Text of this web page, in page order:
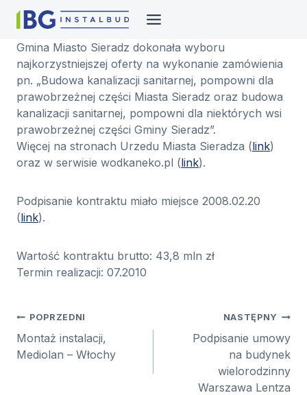
Przejdź
treściGmina Miasto Sieradz dokonała wyboru
najkorzystniejszej oferty na wykonanie zamówienia
pn. „Budowa kanalizacji sanitarnej, pompowni dla
prawobrzeżnej części Miasta Sieradz oraz budowa
kanalizacji sanitarnej, pompowni dla niektórych wsi
prawobrzeżnej części Gminy Sieradz”.
Więcej na stronach Urzedu Miasta Sieradza (link)
oraz w serwisie wodkaneko.pl (link).
Podpisanie kontraktu miało miejsce 2008.02.20
(link).
Wartość kontraktu brutto: 43,8 mln zł
Termin realizacji: 07.2010
Nawigacja
wpisu
POPRZEDNI
Montaż instalacji,
Mediolan – Włochy
NASTĘPNY
Podpisanie umowy
na budynek
wielorodzinny
Warszawa Lentza